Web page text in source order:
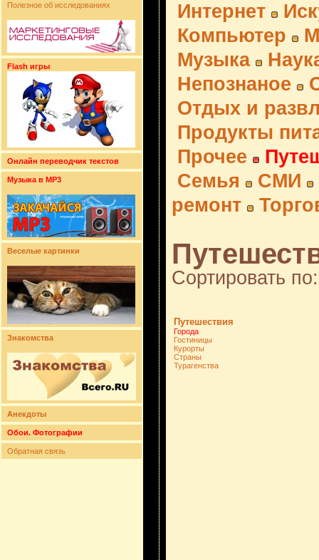
Полезное об исследованиях
Flash игры
Онлайн переводчик текстов
Музыка в MP3
Веселые картинки
Знакомства
Анекдоты
Обои. Фотографии
Обратная связь
Интернет
Компьютер
Музыка
Непознаное
Отдых и
Продукты
Прочее
Семья
СМИ
ремонт
Сортировать
Путешествия
Города
Гостиницы
Курорты
Страны
Турагенства